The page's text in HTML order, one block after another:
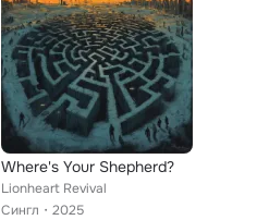
Where's Your Shepherd?
Lionheart Revival
Сингл
2025